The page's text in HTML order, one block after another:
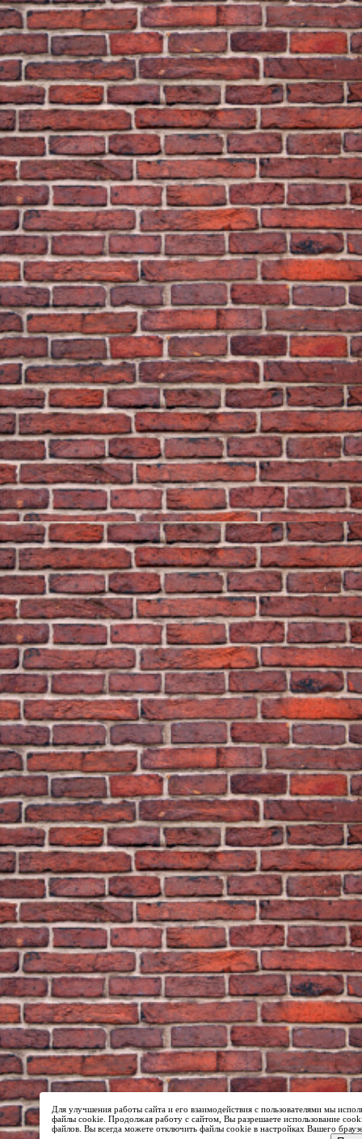
Для улучшения работы сайта и его взаимодействия с пользователями мы
файлы cookie. Продолжая работу с сайтом, Вы разрешаете использование
файлов. Вы всегда можете отключить файлы cookie в настройках Вашего